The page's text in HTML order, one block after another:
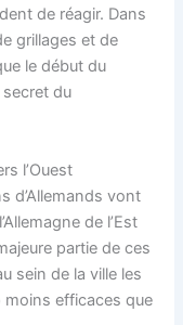
de réagir. Dans
grillages et de
le début du
du
l’Ouest
d’Allemands vont
de l’Est
partie de ces
sein de la ville les
efficaces que